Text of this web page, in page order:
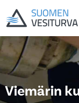
Viemärin